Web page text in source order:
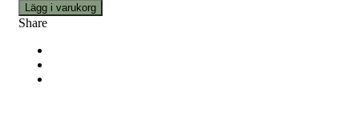
Lägg i varukorg
Share